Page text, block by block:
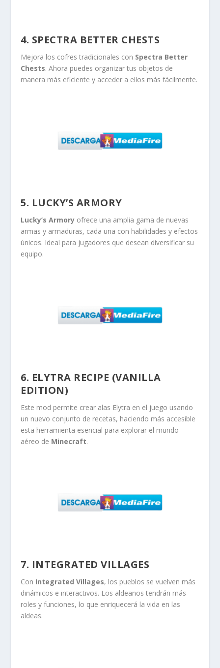
4. SPECTRA BETTER CHESTS
Mejora los cofres tradicionales con Spectra Better
Chests. Ahora puedes organizar tus objetos de
manera más eficiente y acceder a ellos más fácilmente.
5. LUCKY’S ARMORY
Lucky’s Armory ofrece una amplia gama de nuevas
armas y armaduras, cada una con habilidades y efectos
únicos. Ideal para jugadores que desean diversificar su
equipo.
6. ELYTRA RECIPE (VANILLA
EDITION)
Este mod permite crear alas Elytra en el juego usando
un nuevo conjunto de recetas, haciendo más accesible
esta herramienta esencial para explorar el mundo
aéreo de Minecraft.
7. INTEGRATED VILLAGES
Con Integrated Villages, los pueblos se vuelven más
dinámicos e interactivos. Los aldeanos tendrán más
roles y funciones, lo que enriquecerá la vida en las
aldeas.